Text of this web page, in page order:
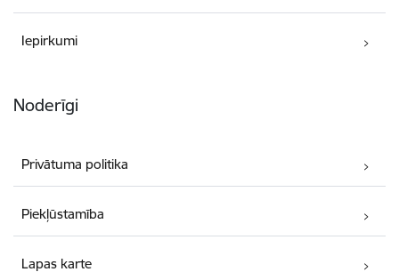
Iepirkumi
Noderīgi
Privātuma politika
Piekļūstamība
Lapas karte